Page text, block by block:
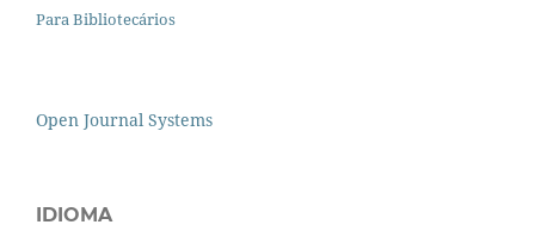
Para Bibliotecários
Open Journal Systems
IDIOMA